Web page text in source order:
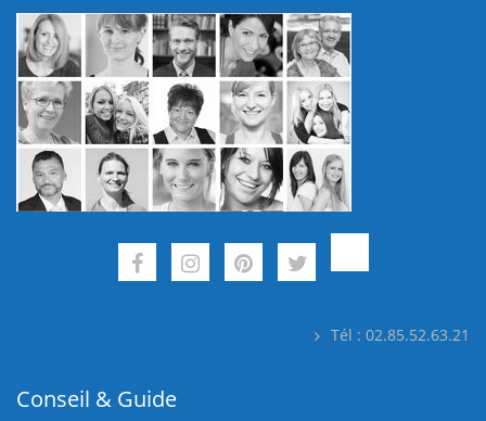
Tél : 02.85.52.63.21
Conseil & Guide